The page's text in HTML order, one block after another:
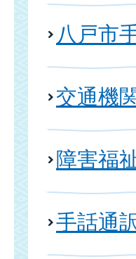
八戸市
交通機
障害福
手話通